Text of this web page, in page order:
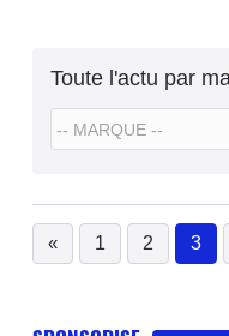
Toute l'actu par
« 1 2 3